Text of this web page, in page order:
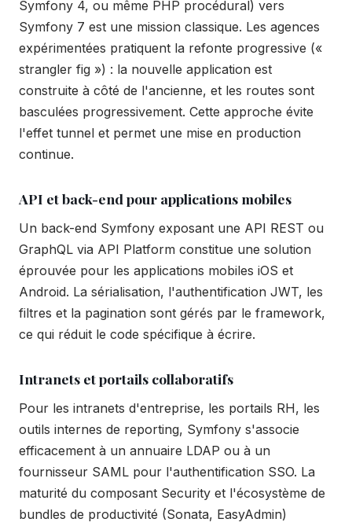
Symfony 4, ou même PHP procédural) vers
Symfony 7 est une mission classique. Les agences
expérimentées pratiquent la refonte progressive («
strangler fig ») : la nouvelle application est
construite à côté de l'ancienne, et les routes sont
basculées progressivement. Cette approche évite
l'effet tunnel et permet une mise en production
continue.
API et back-end pour applications mobiles
Un back-end Symfony exposant une API REST ou
GraphQL via API Platform constitue une solution
éprouvée pour les applications mobiles iOS et
Android. La sérialisation, l'authentification JWT, les
filtres et la pagination sont gérés par le framework,
ce qui réduit le code spécifique à écrire.
Intranets et portails collaboratifs
Pour les intranets d'entreprise, les portails RH, les
outils internes de reporting, Symfony s'associe
efficacement à un annuaire LDAP ou à un
fournisseur SAML pour l'authentification SSO. La
maturité du composant Security et l'écosystème de
bundles de productivité (Sonata, EasyAdmin)